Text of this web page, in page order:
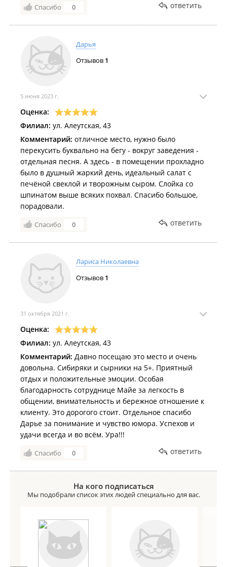
Спасибо 0 ответить
Дарья
Отзывов 1
5 июня 2023 г.
Оценка:
Филиал: ул. Алеутская, 43
Комментарий: отличное место, нужно было
перекусить буквально на бегу - вокруг заведения -
отдельная песня. А здесь - в помещении прохладно
было в душный жаркий день, идеальный салат с
печёной свеклой и творожным сыром. Слойка со
шпинатом выше всяких похвал. Спасибо большое,
порадовали.
Спасибо 0 ответить
Лариса Николаевна
Отзывов 1
31 октября 2021 г.
Оценка:
Филиал: ул. Алеутская, 43
Комментарий: Давно посещаю это место и очень
довольна. Сибиряки и сырники на 5+. Приятный
отдых и положительные эмоции. Особая
благодарность сотруднице Майе за легкость в
общении, внимательность и бережное отношение к
клиенту. Это дорогого стоит. Отдельное спасибо
Дарье за понимание и чувство юмора. Успехов и
удачи всегда и во всëм. Ура!!!
Спасибо 0 ответить
На кого подписаться
Мы подобрали список этих людей специально для вас.